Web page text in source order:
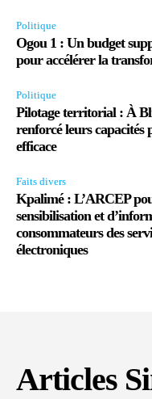
Politique
Ogou 1 : Un budget
pour accélérer la
Politique
Pilotage territorial : À
renforcé leurs
efficace
Faits divers
Kpalimé : L’ARCEP
sensibilisation et
consommateurs des
électroniques
Articles